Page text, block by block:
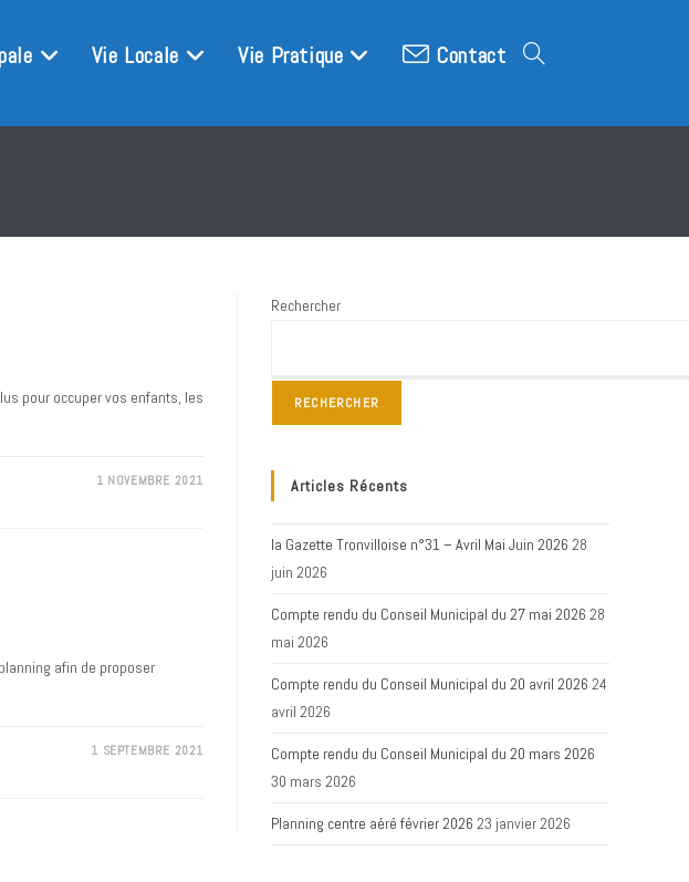
Vie Locale Vie Pratique Contact Toggle
search
pour occuper vos enfants, les
1 NOVEMBRE 2021
afin de proposer
1 SEPTEMBRE 2021
Rechercher
RECHERCHER
Articles Récents
la Gazette Tronvilloise n°31 – Avril Mai Juin 2026 28
juin 2026
Compte rendu du Conseil Municipal du 27 mai 2026 28
mai 2026
Compte rendu du Conseil Municipal du 20 avril 2026 24
avril 2026
Compte rendu du Conseil Municipal du 20 mars 2026
30 mars 2026
Planning centre aéré février 2026 23 janvier 2026